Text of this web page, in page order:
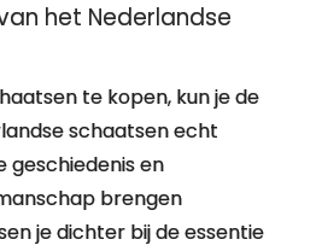
het Nederlandse
te kopen, kun je de
schaatsen echt
geschiedenis en
brengen
je dichter bij de essentie